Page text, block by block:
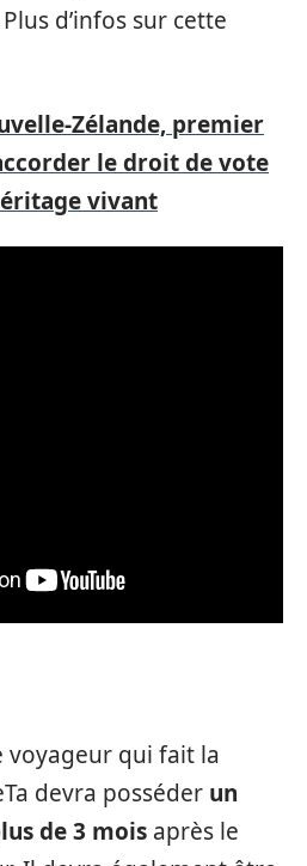
d’infos sur cette
Zélande, premier
le droit de vote
vivant
voyageur qui fait la
devra posséder un
de 3 mois après le